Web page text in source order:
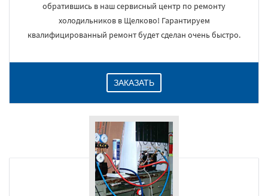
обратившись в наш сервисный центр по ремонту
холодильников в Щелково! Гарантируем
квалифицированный ремонт будет сделан очень быстро.
ЗАКАЗАТЬ